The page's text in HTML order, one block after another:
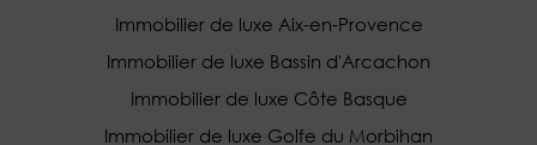
Immobilier de luxe Aix-en-Provence
Immobilier de luxe Bassin d'Arcachon
Immobilier de luxe Côte Basque
Immobilier de luxe Golfe du Morbihan